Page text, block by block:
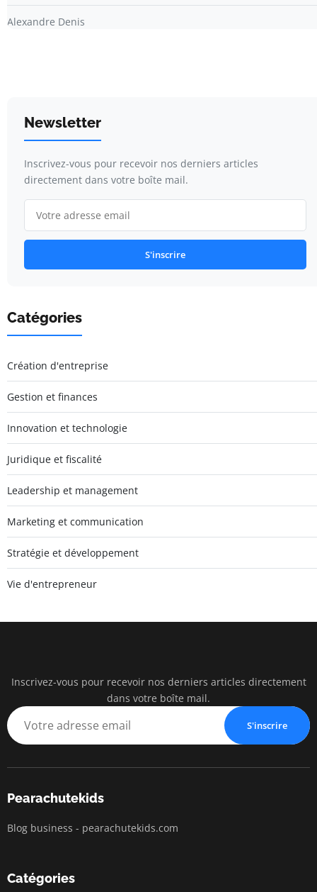
Alexandre Denis
Newsletter
Inscrivez-vous pour recevoir nos derniers articles
directement dans votre boîte mail.
S'inscrire
Catégories
Création d'entreprise
Gestion et finances
Innovation et technologie
Juridique et fiscalité
Leadership et management
Marketing et communication
Stratégie et développement
Vie d'entrepreneur
Business
Inscrivez-vous pour recevoir nos derniers articles directement
dans votre boîte mail.
S'inscrire
Pearachutekids
Blog business - pearachutekids.com
Catégories